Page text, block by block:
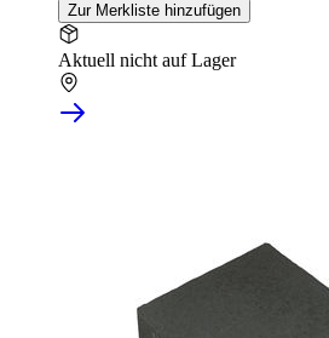
Zur Merkliste hinzufügen
Aktuell nicht auf Lager